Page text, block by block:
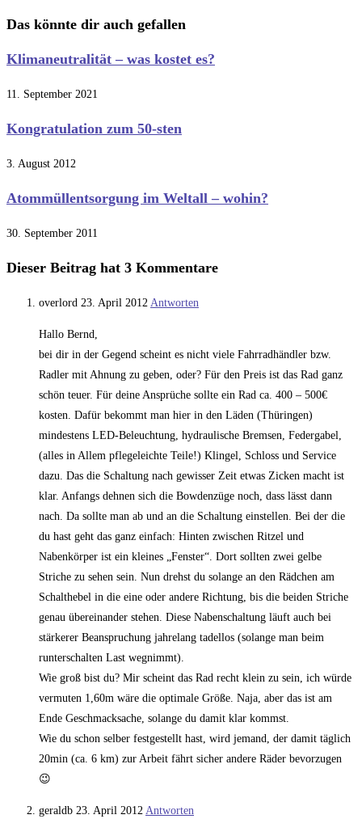
Das könnte dir auch gefallen
Klimaneutralität – was kostet es?
11. September 2021
Kongratulation zum 50-sten
3. August 2012
Atommüllentsorgung im Weltall – wohin?
30. September 2011
Dieser Beitrag hat 3 Kommentare
overlord 23. April 2012 Antworten
Hallo Bernd,
bei dir in der Gegend scheint es nicht viele Fahrradhändler bzw.
Radler mit Ahnung zu geben, oder? Für den Preis ist das Rad ganz
schön teuer. Für deine Ansprüche sollte ein Rad ca. 400 – 500€
kosten. Dafür bekommt man hier in den Läden (Thüringen)
mindestens LED-Beleuchtung, hydraulische Bremsen, Federgabel,
(alles in Allem pflegeleichte Teile!) Klingel, Schloss und Service
dazu. Das die Schaltung nach gewisser Zeit etwas Zicken macht ist
klar. Anfangs dehnen sich die Bowdenzüge noch, dass lässt dann
nach. Da sollte man ab und an die Schaltung einstellen. Bei der die
du hast geht das ganz einfach: Hinten zwischen Ritzel und
Nabenkörper ist ein kleines „Fenster“. Dort sollten zwei gelbe
Striche zu sehen sein. Nun drehst du solange an den Rädchen am
Schalthebel in die eine oder andere Richtung, bis die beiden Striche
genau übereinander stehen. Diese Nabenschaltung läuft auch bei
stärkerer Beanspruchung jahrelang tadellos (solange man beim
runterschalten Last wegnimmt).
Wie groß bist du? Mir scheint das Rad recht klein zu sein, ich würde
vermuten 1,60m wäre die optimale Größe. Naja, aber das ist am
Ende Geschmacksache, solange du damit klar kommst.
Wie du schon selber festgestellt hast, wird jemand, der damit täglich
20min (ca. 6 km) zur Arbeit fährt sicher andere Räder bevorzugen
😉
geraldb 23. April 2012 Antworten